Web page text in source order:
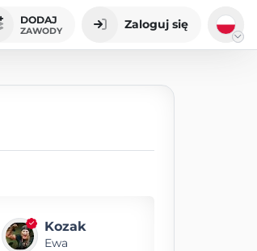
DODAJ
ZAWODY Zaloguj się
Kozak
Ewa